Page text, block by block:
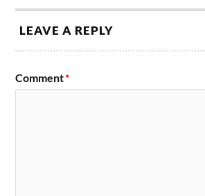
LEAVE A REPLY
Comment*